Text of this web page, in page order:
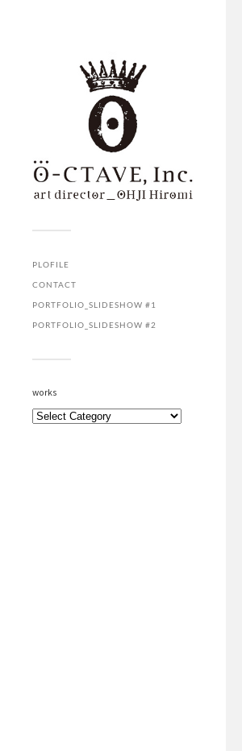
PLOFILE
CONTACT
PORTFOLIO_SLIDESHOW #1
PORTFOLIO_SLIDESHOW #2
works